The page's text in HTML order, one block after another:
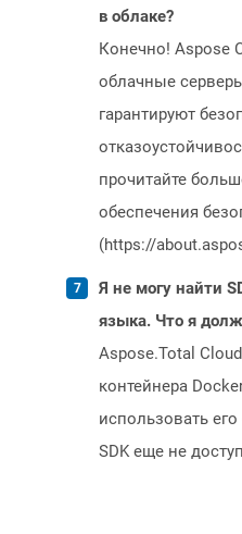
в облаке?
Конечно! Aspose
облачные
гарантируют
прочитайте
обеспечения
(https://
Я не могу найти
языка. Что я
Aspose.Total
контейнера
использовать
SDK еще не